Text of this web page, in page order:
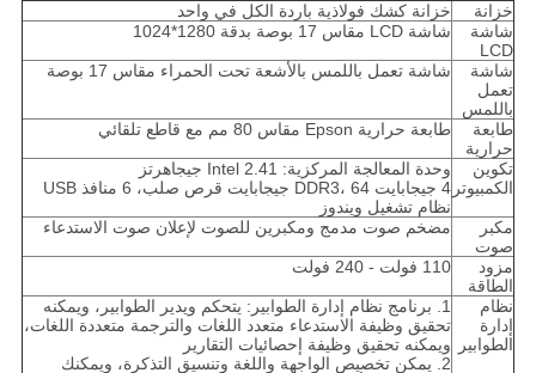
خزانة
خزانة كشك فولاذية باردة الكل في واحد
شاشة
LCD
شاشة LCD مقاس 17 بوصة بدقة 1280*1024
شاشة
تعمل
باللمس
شاشة تعمل باللمس بالأشعة تحت الحمراء مقاس 17 بوصة
طابعة
حرارية
طابعة حرارية Epson مقاس 80 مم مع قاطع تلقائي
تكوين
الكمبيوتر
وحدة المعالجة المركزية: Intel 2.41 جيجاهرتز
4 جيجابايت DDR3، 64 جيجابايت قرص صلب، 6 منافذ USB
نظام تشغيل ويندوز
مكبر
صوت
مضخم صوت مدمج ومكبرين للصوت لإعلان صوت الاستدعاء
مزود
الطاقة
110 فولت - 240 فولت
نظام
إدارة
الطوابير
1. برنامج نظام إدارة الطوابير: يتحكم ويدير الطوابير، ويمكنه
تحقيق وظيفة الاستدعاء متعدد اللغات والترجمة متعددة اللغات،
ويمكنه تحقيق وظيفة إحصائيات التقارير
2. يمكن تخصيص الواجهة واللغة وتنسيق التذكرة، ويمكنك